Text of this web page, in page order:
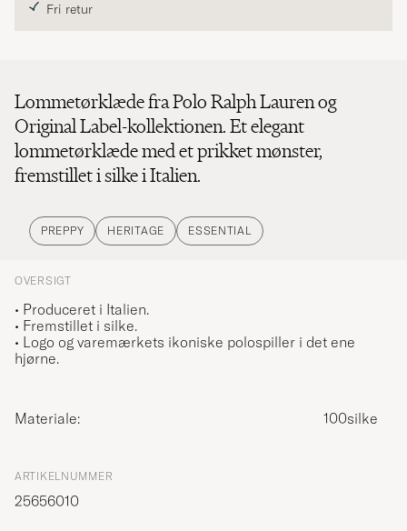
Fri retur
Lommetørklæde fra Polo Ralph Lauren og
Original Label-kollektionen. Et elegant
lommetørklæde med et prikket mønster,
fremstillet i silke i Italien.
PREPPY HERITAGE ESSENTIAL
OVERSIGT
• Produceret i Italien.
• Fremstillet i silke.
• Logo og varemærkets ikoniske polospiller i det ene
hjørne.
Materiale: 100silke
ARTIKELNUMMER
25656010